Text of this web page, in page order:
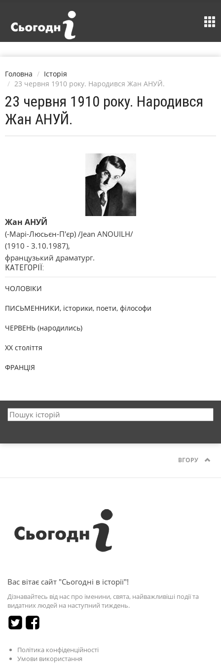
Головна
Історія
23 червня 1910 року. Народився Жан АНУЙ.
23 червня 1910 року. Народився
Жан АНУЙ.
Жан АНУЙ
(-Марі-Люсьєн-П'єр) /Jean ANOUІLH/
(1910 - 3.10.1987),
французький драматург.
КАТЕГОРІЇ:
ЧОЛОВІКИ
ПИСЬМЕННИКИ, історики, поети, філософи
ЧЕРВЕНЬ (народились)
XX століття
ФРАНЦІЯ
ВГОРУ
Вас вітає сайт "Сьогодні в історії"!
Дізнавайтесь від нас про іменини, свята, найважливіші події та
видатних людей на наступний тиждень.
Політика конфіденційності
Умови використання